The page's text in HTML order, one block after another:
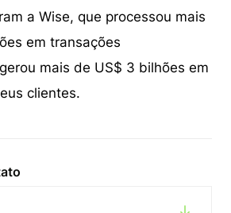
a Wise, que processou mais
em transações
mais de US$ 3 bilhões em
clientes.